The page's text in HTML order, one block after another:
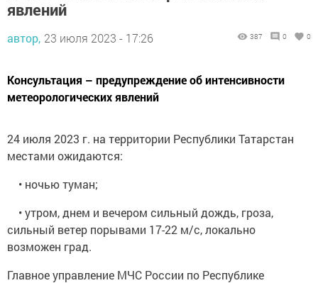
явлений
автор, 23 июля 2023 - 17:26 387 0 0
Консультация – предупреждение об интенсивности
метеорологических явлений
24 июля 2023 г. на территории Республики Татарстан
местами ожидаются:
• ночью туман;
• утром, днем и вечером сильный дождь, гроза,
сильный ветер порывами 17-22 м/с, локально
возможен град.
Главное управление МЧС России по Республике